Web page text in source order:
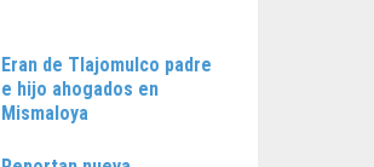
Eran de Tlajomulco padre
e hijo ahogados en
Mismaloya